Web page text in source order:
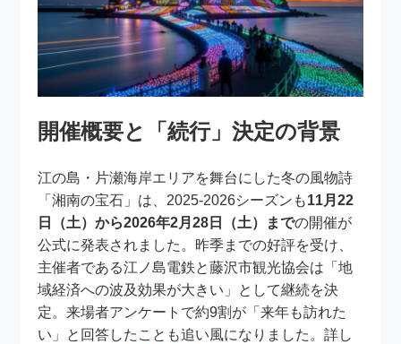
開催概要と「続行」決定の背景
江の島・片瀬海岸エリアを舞台にした冬の風物詩
「湘南の宝石」は、2025-2026シーズンも11月22
日（土）から2026年2月28日（土）までの開催が
公式に発表されました。昨季までの好評を受け、
主催者である江ノ島電鉄と藤沢市観光協会は「地
域経済への波及効果が大きい」として継続を決
定。来場者アンケートで約9割が「来年も訪れた
い」と回答したことも追い風になりました。詳し